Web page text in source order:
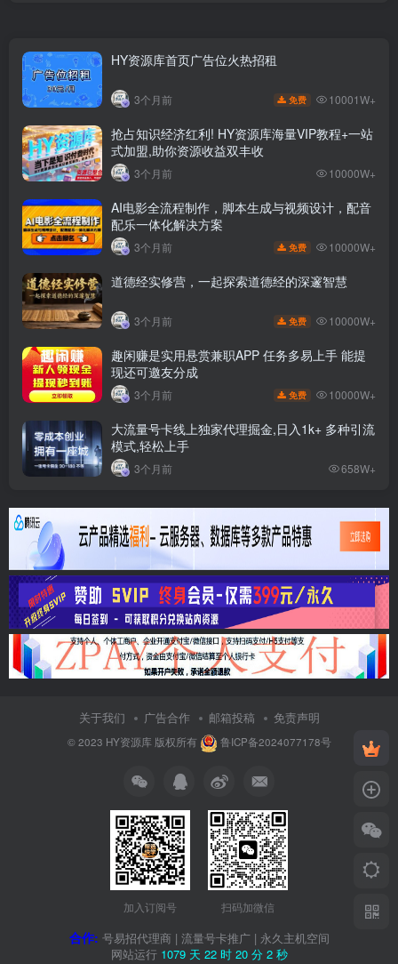
HY资源库首页广告位火热招租
3个月前 免费 10001W+
抢占知识经济红利! HY资源库海量VIP教程+一站
式加盟,助你资源收益双丰收
3个月前 10000W+
AI电影全流程制作，脚本生成与视频设计，配音
配乐一体化解决方案
3个月前 免费 10000W+
道德经实修营，一起探索道德经的深邃智慧
3个月前 免费 10000W+
趣闲赚是实用悬赏兼职APP 任务多易上手 能提
现还可邀友分成
3个月前 免费 10000W+
大流量号卡线上独家代理掘金,日入1k+ 多种引流
模式,轻松上手
3个月前 658W+
关于我们 广告合作 邮箱投稿 免责声明
© 2023 HY资源库版权所有 鲁ICP备2024077178号
加入订阅号 扫码加微信
合作: 号易招代理商 | 流量号卡推广| 永久主机空间
网站运行 1079 天 22 时 20 分 3 秒